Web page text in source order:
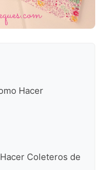
Hacer
Coleteros de